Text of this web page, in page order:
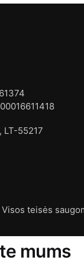
LT-55217
teisės
mums